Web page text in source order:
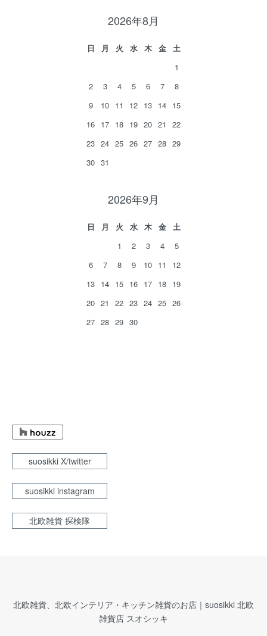
2026年8月
日 月 火 水 木 金
土
1
2
3 4 5 6 7
8
9
10 11 12 13 14 15
16 17 18 19 20 21
22
23 24 25 26 27 28 29
30 31
2026年9月
日 月 火 水 木 金
土
1
2 3 4
5
6
7 8 9 10 11
12
13 14 15 16 17 18 19
20 21 22 23 24 25 26
27 28 29 30
suosikki X/twitter
suosikki instagram
北欧雑貨 探検隊
北欧雑貨、北欧インテリア・キッチン雑貨のお店｜suosikki 北欧
雑貨店 スオシッキ